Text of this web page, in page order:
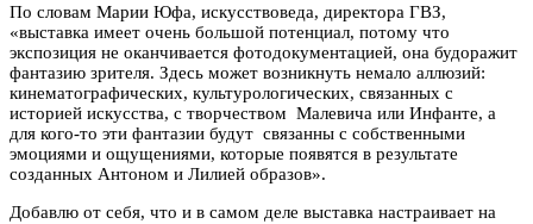
По словам Марии Юфа, искусствоведа, директора ГВЗ,
«выставка имеет очень большой потенциал, потому что
экспозиция не оканчивается фотодокументацией, она будоражит
фантазию зрителя. Здесь может возникнуть немало аллюзий:
кинематографических, культурологических, связанных с
историей искусства, с творчеством Малевича или Инфанте, а
для кого-то эти фантазии будут связанны с собственными
эмоциями и ощущениями, которые появятся в результате
созданных Антоном и Лилией образов».
Добавлю от себя, что и в самом деле выставка настраивает на